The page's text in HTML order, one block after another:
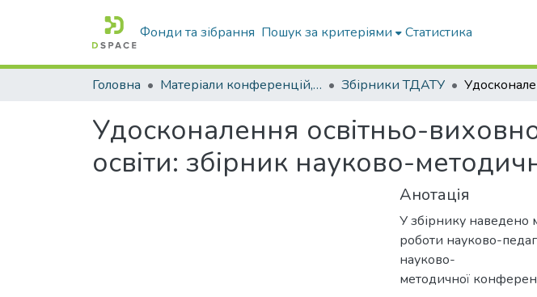
Фонди та зібрання Пошук за критеріями Статистика
Головна Матеріали конференцій, збірники ТДАТУ Збірники ТДАТУ
Удосконалення освітньо-
освіти: збірник науково-
Анотація
У збірнику наведено
роботи науково-
науково-
методичної